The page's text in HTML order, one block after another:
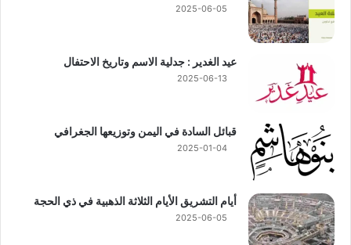
2025-06-05
عيد الغدير : جدلية الاسم وتاريخ الاحتفال
2025-06-13
قبائل السادة في اليمن وتوزيعها الجغرافي
2025-01-04
أيام التشريق الأيام الثلاثة الذهبية في ذي الحجة
2025-06-05